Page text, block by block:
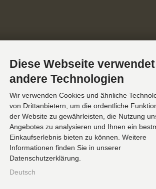
Diese Webseite
andere Technologien
Wir verwenden Cookies und ähnliche
von Drittanbietern, um die ordentliche
der Website zu gewährleisten, die Nutzung
Angebotes zu analysieren und Ihnen ein
Einkaufserlebnis bieten zu können. Weitere
Informationen finden Sie in unserer
Datenschutzerklärung.
Deutsch